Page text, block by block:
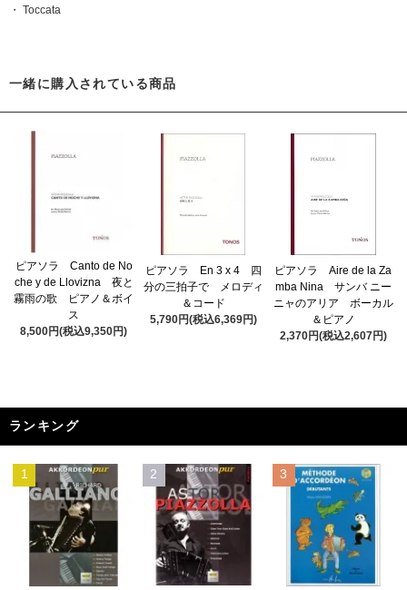
・ Toccata
一緒に購入されている商品
ピアソラ Canto de No
che y de Llovizna 夜と
霧雨の歌 ピアノ＆ボイ
ス
8,500円(税込9,350円)
ピアソラ En 3 x 4 四
分の三拍子で メロディ
＆コード
5,790円(税込6,369円)
ピアソラ Aire de la Za
mba Nina サンバ ニー
ニャのアリア ボーカル
＆ピアノ
2,370円(税込2,607円)
ランキング
1 2 3